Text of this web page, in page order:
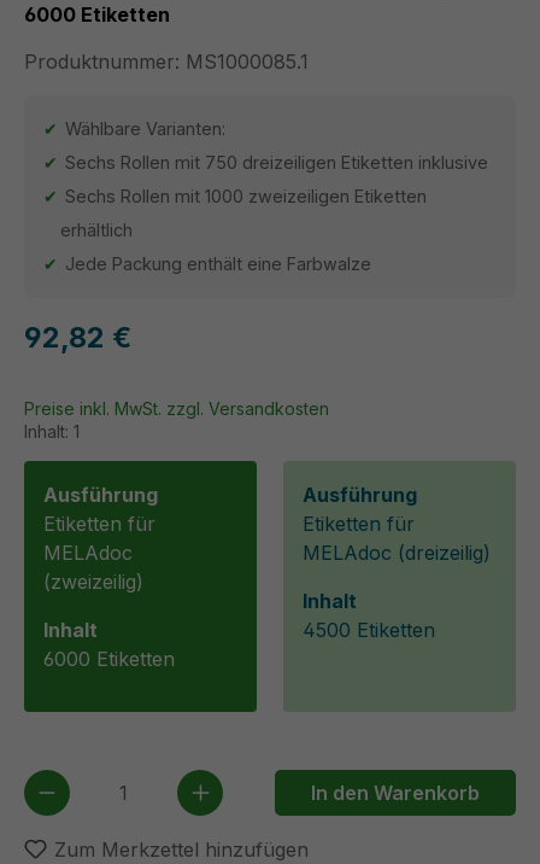
6000 Etiketten
Produktnummer: MS1000085.1
Wählbare Varianten:
Sechs Rollen mit 750 dreizeiligen Etiketten inklusive
Sechs Rollen mit 1000 zweizeiligen Etiketten
erhältlich
Jede Packung enthält eine Farbwalze
92,82 €
Inhalt: 1
Preise inkl. MwSt. zzgl. Versandkosten
Ausführung
Etiketten für
MELAdoc
(zweizeilig)
Inhalt
6000 Etiketten
Ausführung
Etiketten für
MELAdoc (dreizeilig)
Inhalt
4500 Etiketten
Produkt Anzahl: Gib den gewünschten
In den Warenkorb
Zum Merkzettel hinzufügen